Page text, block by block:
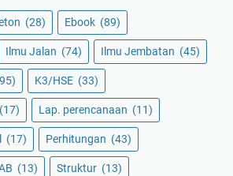
(28) Ebook (89)
Ilmu Jalan (74) Ilmu Jembatan (45)
K3/HSE (33)
(17) Lap. perencanaan (11)
(17) Perhitungan (43)
(13) Struktur (13)